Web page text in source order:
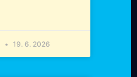
19. 6. 2026